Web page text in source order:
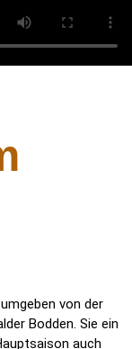
von der
Bodden. Sie ein
auch